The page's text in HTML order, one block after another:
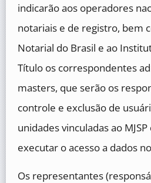
indicarão aos operadores
notariais e de registro, bem
Notarial do Brasil e ao
Título os correspondentes
masters, que serão os
controle e exclusão de
unidades vinculadas ao MJSP
executar o acesso a dados
Os representantes